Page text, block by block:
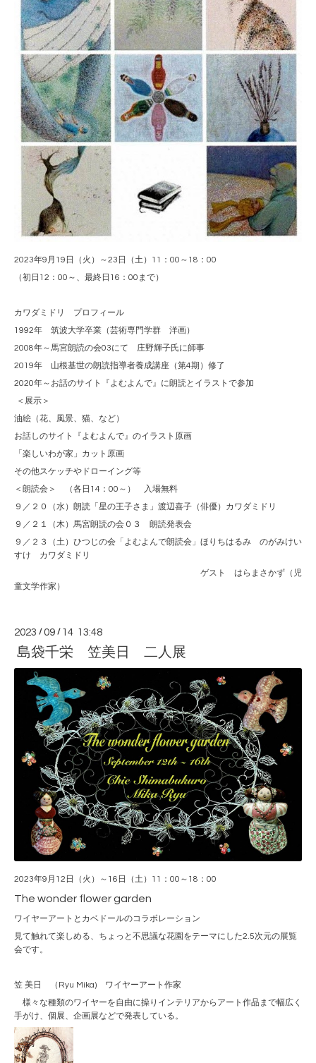
2023年9月19日（火）～23日（土）11：00～18：00
（初日12：00～、最終日16：00まで）
カワダミドリ プロフィール
1992年 筑波大学卒業（芸術専門学群 洋画）
2008年～馬宮朗読の会03にて 庄野輝子氏に師事
2019年 山根基世の朗読指導者養成講座（第4期）修了
2020年～お話のサイト『よむよんで』に朗読とイラストで参加
＜展示＞
油絵（花、風景、猫、など）
お話しのサイト『よむよんで』のイラスト原画
「楽しいわが家」カット原画
その他スケッチやドローイング等
＜朗読会＞ （各日14：00～） 入場無料
９／２０（水）朗読「星の王子さま」渡辺喜子（俳優）カワダミドリ
９／２１（木）馬宮朗読の会０３ 朗読発表会
９／２３（土）ひつじの会「よむよんで朗読会」ほりちはるみ のがみけい
すけ カワダミドリ
ゲスト はらまさかず（児
童文学作家）
2023 /09 / 14 13:48
島袋千栄 笠美日 二人展
2023年9月12日（火）～16日（土）11：00～18：00
The wonder flower garden
ワイヤーアートとカベドールのコラボレーション
見て触れて楽しめる、ちょっと不思議な花園をテーマにした2.5次元の展覧
会です。
笠 美日 （Ryu Mika) ワイヤーアート作家
様々な種類のワイヤーを自由に操りインテリアからアート作品まで幅広く
手がけ、個展、企画展などで発表している。